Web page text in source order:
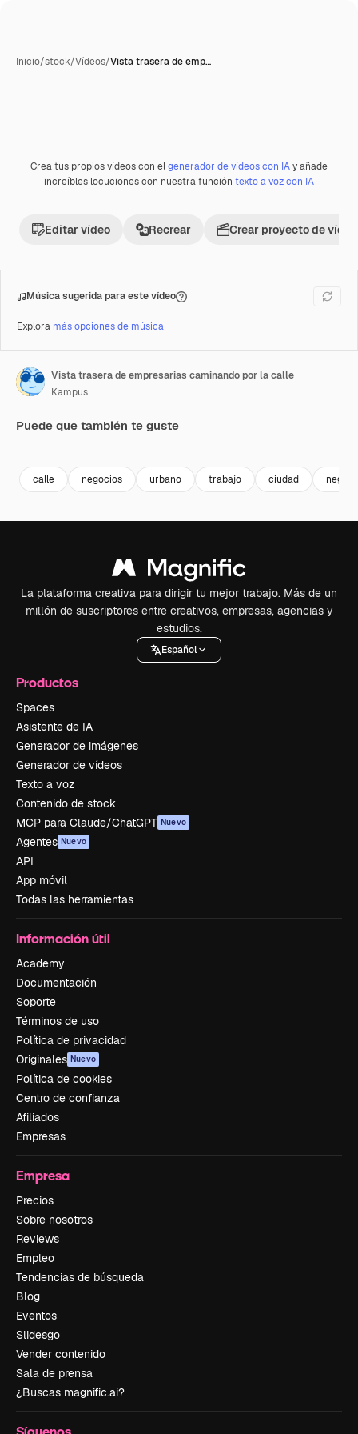
Inicio/stock/Vídeos/Vista trasera de emp…
Premium
Crea tus propios vídeos con elgenerador de vídeos con IAy añade
increíbles locuciones con nuestra función texto a voz con IA
Editar vídeo Recrear Crear proyecto de vídeo
Música sugerida para este vídeo
Explora más opciones de música
Vista trasera de empresarias caminando por la calle
Kampus
Puede que también te guste
calle negocios urbano trabajo ciudad negro
La plataforma creativa para dirigir tu mejor trabajo. Más de un
millón de suscriptores entre creativos, empresas, agencias y
estudios.
Español
Productos
Spaces
Asistente de IA
Generador de imágenes
Generador de vídeos
Texto a voz
Contenido de stock
MCP para Claude/ChatGPT Nuevo
Agentes Nuevo
API
App móvil
Todas las herramientas
Información útil
Academy
Documentación
Soporte
Términos de uso
Política de privacidad
Originales Nuevo
Política de cookies
Centro de confianza
Afiliados
Empresas
Empresa
Precios
Sobre nosotros
Reviews
Empleo
Tendencias de búsqueda
Blog
Eventos
Slidesgo
Vender contenido
Sala de prensa
¿Buscas magnific.ai?